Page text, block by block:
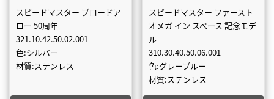
スピードマスター ブロードア
ロー 50周年
321.10.42.50.02.001
色:シルバー
材質:ステンレス
スピードマスター ファースト
オメガ イン スペース 記念モデ
ル
310.30.40.50.06.001
色:グレーブルー
材質:ステンレス